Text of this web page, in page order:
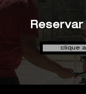
clique